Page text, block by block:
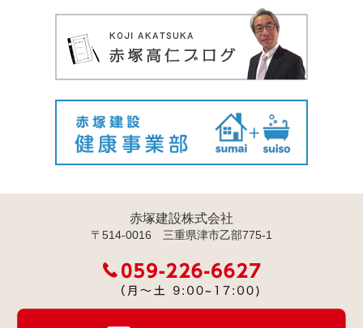
赤塚建設株式会社
〒514-0016 三重県津市乙部775-1